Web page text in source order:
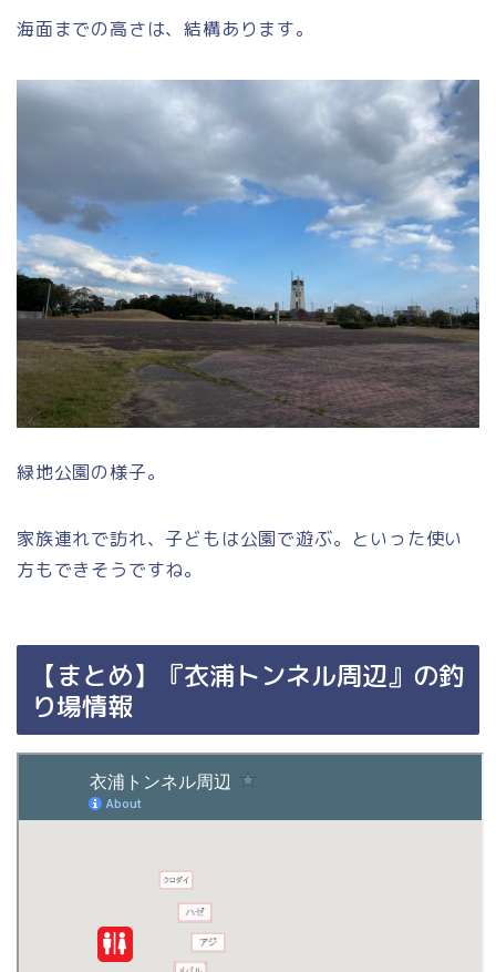
海面までの高さは、結構あります。
緑地公園の様子。
家族連れで訪れ、子どもは公園で遊ぶ。といった使い
方もできそうですね。
【まとめ】『衣浦トンネル周辺』の釣
り場情報